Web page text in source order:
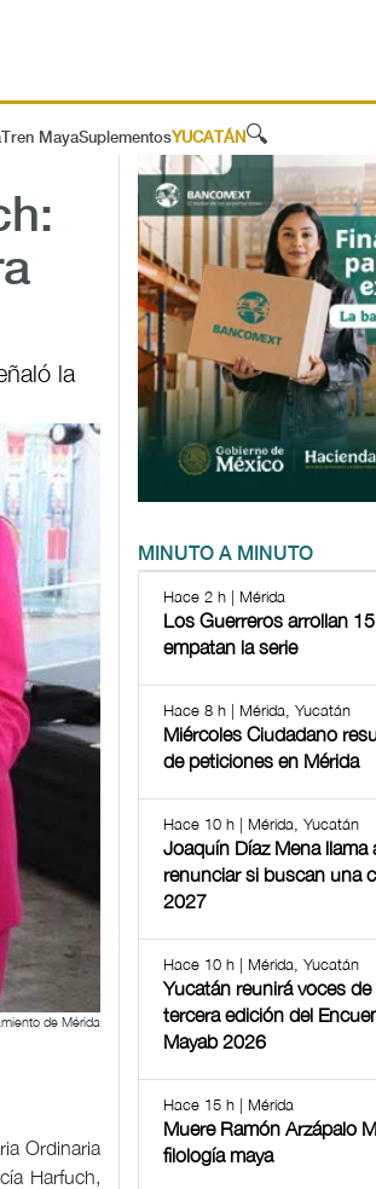
Tren MayaSuplementosYUCATÁN 🔍
la
de Mérida
Ordinaria
Harfuch,
MINUTO A MINUTO
Hace 2 h | Mérida
Los Guerreros arrollan
empatan la serie
Hace 8 h | Mérida, Yucatán
Miércoles Ciudadano
de peticiones en Mérida
Hace 10 h | Mérida, Yucatán
Joaquín Díaz Mena llama
renunciar si buscan una
2027
Hace 10 h | Mérida, Yucatán
Yucatán reunirá voces
tercera edición del
Mayab 2026
Hace 15 h | Mérida
Muere Ramón Arzápalo
filología maya